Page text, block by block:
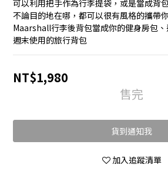
可以利用把手作為行李提袋，或是當成背
不論目的地在哪，都可以很有風格的攜帶
Maarshall行李後背包當成你的健身房包
週末使用的旅行背包
NT$1,980
售完
貨到通知我
加入追蹤清單